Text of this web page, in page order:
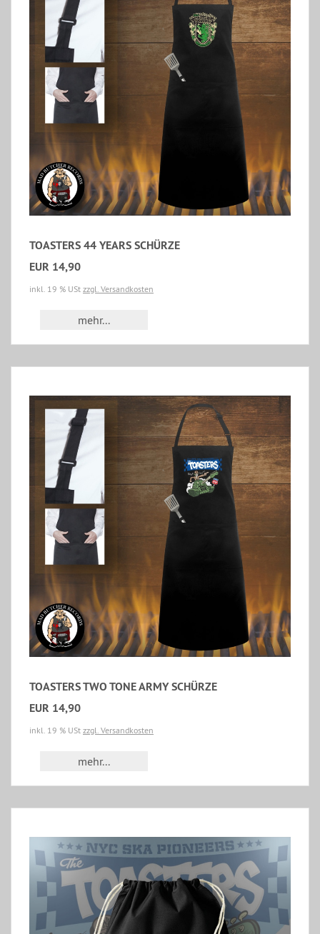
TOASTERS 44 YEARS SCHÜRZE
EUR 14,90
inkl. 19 % USt zzgl. Versandkosten
mehr...
TOASTERS TWO TONE ARMY SCHÜRZE
EUR 14,90
inkl. 19 % USt zzgl. Versandkosten
mehr...